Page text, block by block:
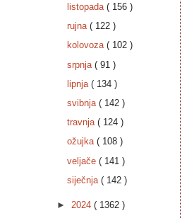
listopada ( 156 )
rujna ( 122 )
kolovoza ( 102 )
srpnja ( 91 )
lipnja ( 134 )
svibnja ( 142 )
travnja ( 124 )
ožujka ( 108 )
veljače ( 141 )
siječnja ( 142 )
► 2024 ( 1362 )